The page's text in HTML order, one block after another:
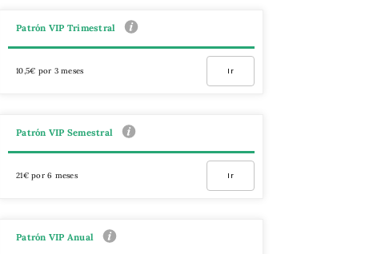
Patrón VIP Trimestral
10,5€ por 3 meses Ir
Patrón VIP Semestral
21€ por 6 meses Ir
Patrón VIP Anual